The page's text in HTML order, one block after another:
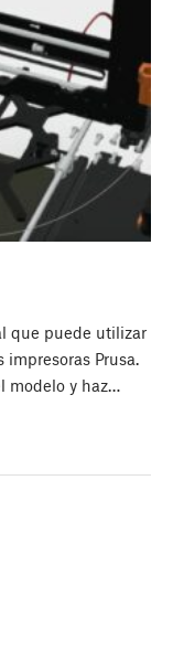
que puede utilizar
Prusa.
modelo y haz…